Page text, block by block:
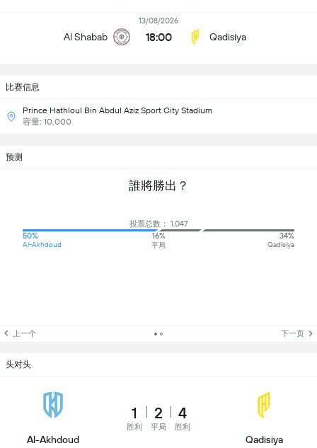
Al Shabab
13/08/2026
18:00 Qadisiya
比赛信息
Prince Hathloul Bin Abdul Aziz Sport City Stadium
容量: 10,000
预测
誰將勝出？
投票总数： 1,047
50%
Al-Akhdoud
16%
平局
34%
Qadisiya
上一个 下一页
头对头
Al-Akhdoud
1
胜利
2
平局
4
胜利
Qadisiya